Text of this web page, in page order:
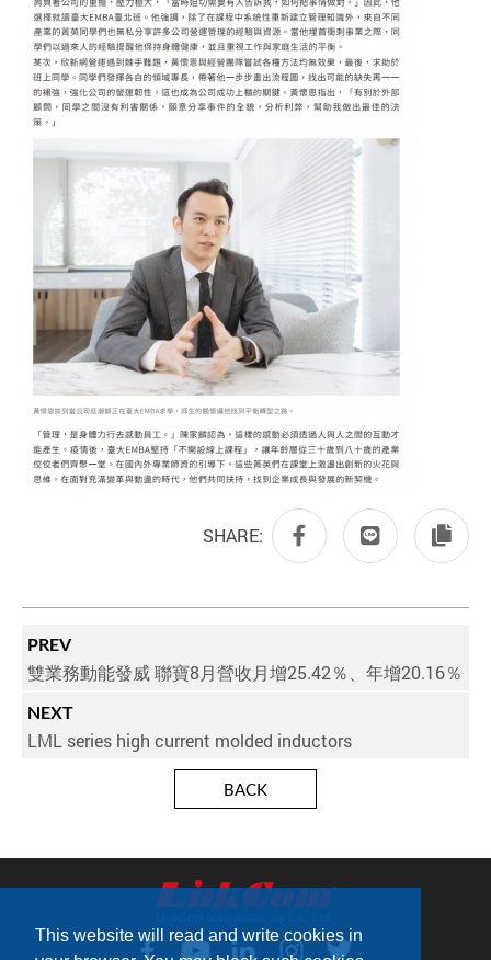
This website will read and write cookies in
SHARE:
PREV
雙業務動能發威 聯寶8月營收月增25.42％、年增20.16％
NEXT
LML series high current molded inductors
BACK